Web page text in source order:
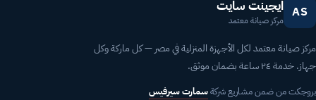
AS ايجينت سايت
مركز صيانة معتمد
مركز صيانة معتمد لكل الأجهزة المنزلية في مصر — كل ماركة وكل
جهاز. خدمة ٢٤ ساعة بضمان موثق.
بروجكت من ضمن مشاريع شركةسمارت سيرفيس